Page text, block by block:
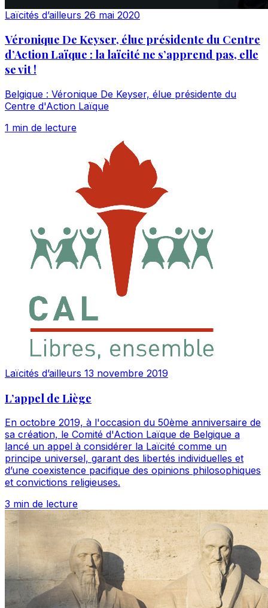
Laïcités d’ailleurs 26 mai 2020
Véronique De Keyser, élue présidente du Centre
d’Action Laïque : la laïcité ne s’apprend pas, elle
se vit !
Belgique : Véronique De Keyser, élue présidente du
Centre d'Action Laïque
1 min de lecture
Laïcités d’ailleurs 13 novembre 2019
L’appel de Liège
En octobre 2019, à l'occasion du 50ème anniversaire de
sa création, le Comité d'Action Laïque de Belgique a
lancé un appel à considérer la Laïcité comme un
principe universel, garant des libertés individuelles et
d’une coexistence pacifique des opinions philosophiques
et convictions religieuses.
3 min de lecture